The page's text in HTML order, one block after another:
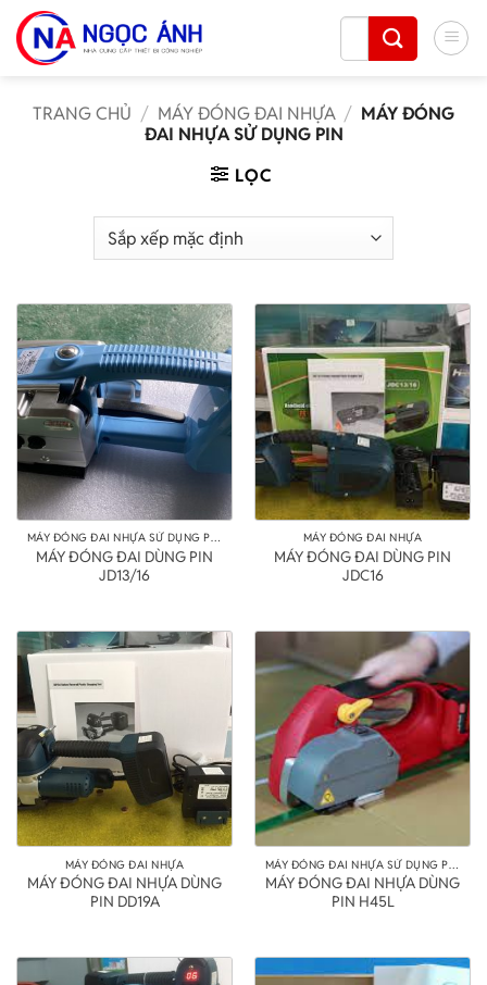
qua
TRANG CHỦ / MÁY ĐÓNG ĐAI NHỰA / MÁY ĐÓNG
ĐAI NHỰA SỬ DỤNG PIN
LỌC
MÁY ĐÓNG ĐAI NHỰA SỬ DỤNG PIN
MÁY ĐÓNG ĐAI DÙNG PIN
JD13/16
MÁY ĐÓNG ĐAI NHỰA
MÁY ĐÓNG ĐAI DÙNG PIN
JDC16
MÁY ĐÓNG ĐAI NHỰA
MÁY ĐÓNG ĐAI NHỰA DÙNG
PIN DD19A
MÁY ĐÓNG ĐAI NHỰA SỬ DỤNG PIN
MÁY ĐÓNG ĐAI NHỰA DÙNG
PIN H45L